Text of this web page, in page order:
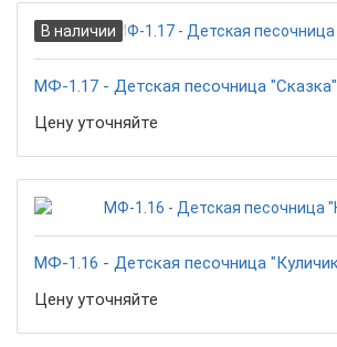
В наличии
МФ-1.17 - Детская песочница "Сказка"
Цену уточняйте
МФ-1.16 - Детская песочница
Цену уточняйте